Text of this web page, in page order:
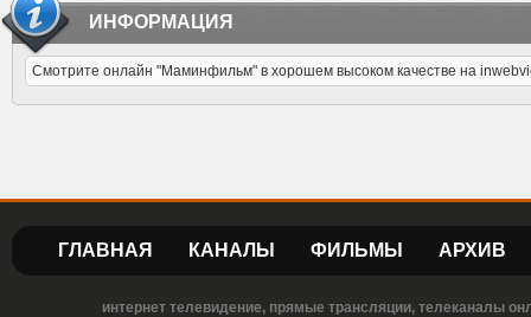
ИНФОРМАЦИЯ
Смотрите онлайн "Маминфильм" в хорошем высоком качестве на
ГЛАВНАЯ КАНАЛЫ ФИЛЬМЫ АРХИВ
интернет телевидение, прямые трансляции, телеканалы